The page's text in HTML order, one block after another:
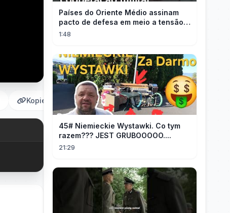
Kopieren
Países do Oriente Médio assinam
pacto de defesa em meio a tensão
com Irã
1:48
45# Niemieckie Wystawki. Co tym
razem??? JEST GRUBOOOOO....
21:29